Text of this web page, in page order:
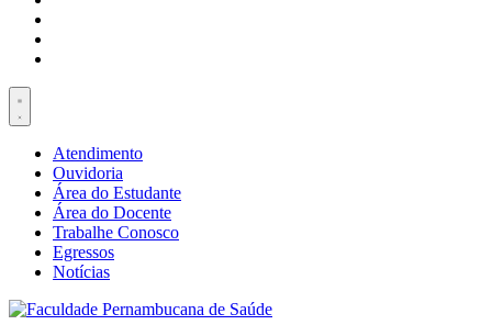
Atendimento
Ouvidoria
Área do Estudante
Área do Docente
Trabalhe Conosco
Egressos
Notícias